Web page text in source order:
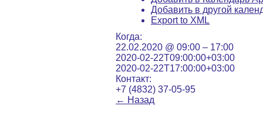
Добавить в другой
Export to XML
Когда:
22.02.2020 @ 09:00 – 17:00
2020-02-22T09:00:00+03:00
2020-02-22T17:00:00+03:00
Контакт:
+7 (4832) 37-05-95
← Назад